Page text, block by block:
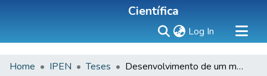
Científica
Log In (current)
Sobre
Home IPEN Teses Desenvolvimento de um modelo numerico computacional aplicado a uma celula a combustivel unitaria de 144 CMsup(2) tipo PEM